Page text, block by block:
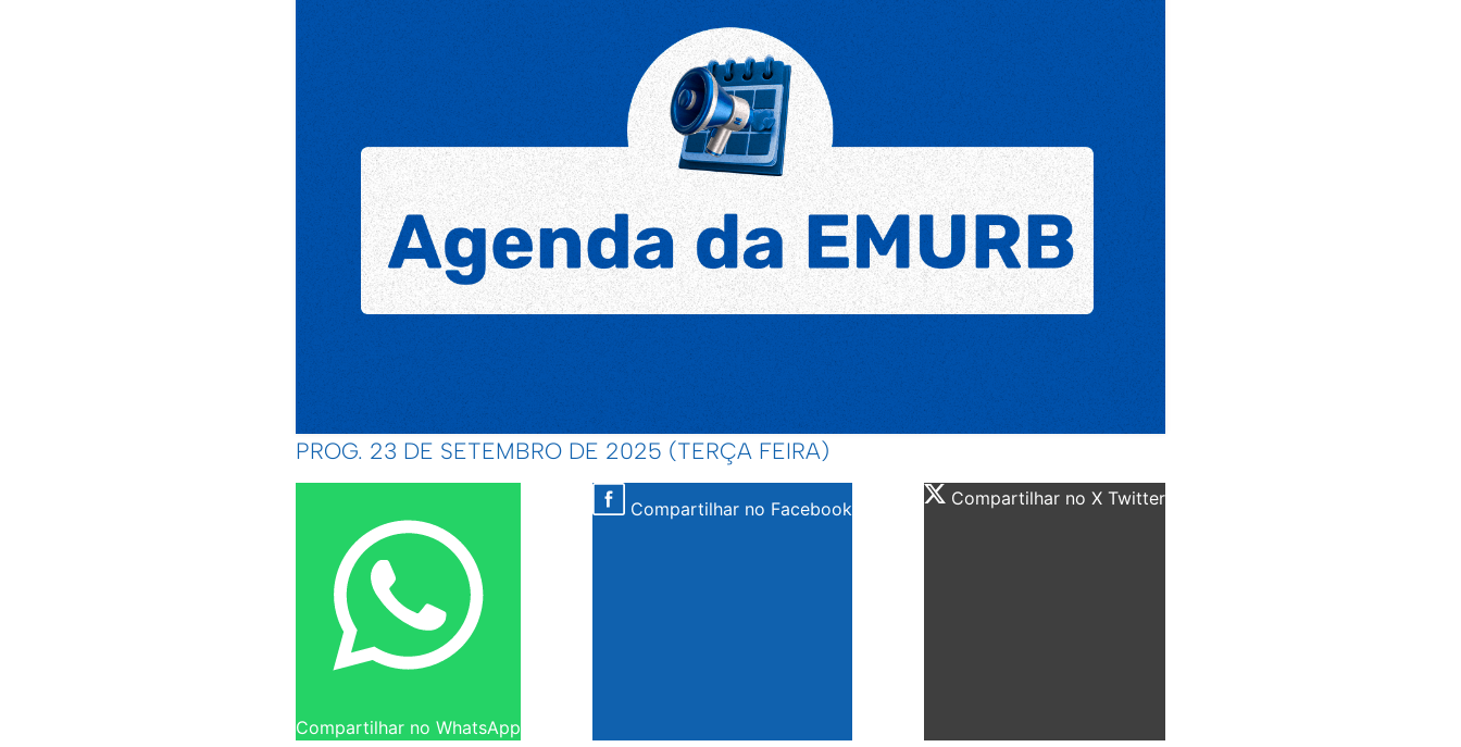
PROG. 23 DE SETEMBRO DE 2025 (TERÇA FEIRA)
Compartilhar no WhatsApp
Compartilhar no Facebook Compartilhar no X Twitter